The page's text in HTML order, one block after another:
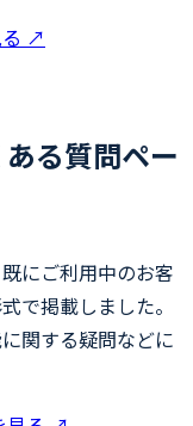
↗
る質問ペー
にご利用中のお客
で掲載しました。
関する疑問などに